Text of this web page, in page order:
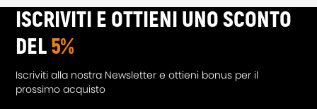
ISCRIVITI E OTTIENI UNO SCONTO
DEL5%
Iscriviti alla nostra Newsletter e ottieni bonus per il
prossimo acquisto